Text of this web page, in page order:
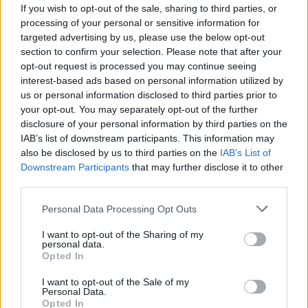
If you wish to opt-out of the sale, sharing to third parties, or
processing of your personal or sensitive information for
targeted advertising by us, please use the below opt-out
section to confirm your selection. Please note that after your
opt-out request is processed you may continue seeing
interest-based ads based on personal information utilized by
us or personal information disclosed to third parties prior to
your opt-out. You may separately opt-out of the further
disclosure of your personal information by third parties on the
IAB’s list of downstream participants. This information may
also be disclosed by us to third parties on the IAB’s List of
Downstream Participants that may further disclose it to other
Personal Data Processing Opt Outs
I want to opt-out of the Sharing of my
personal data.
Opted In
I want to opt-out of the Sale of my
Personal Data.
Opted In
sont renforcés, vous invitant à envisager de nouvelles
perspectives. Vous pourriez ressentir une envie
d’élargir vos horizons, que ce soit par la pensée ou
par l’action. Sur le plan affectif, la spontanéité est
mise en avant, mais veillez à respecter le rythme des
autres. Une ouverture d’esprit vous apportera des
rencontres enrichissantes.
Capricorne
L’influence du jour vous pousse à vous concentrer sur
vos objectifs et à faire preuve de discipline. Vous
pouvez ressentir une motivation accrue pour avancer
plan émotionnel, il est conseillé de prendre du recul
pour mieux analyser vos sentiments. La patience et la
aujourd’hui.